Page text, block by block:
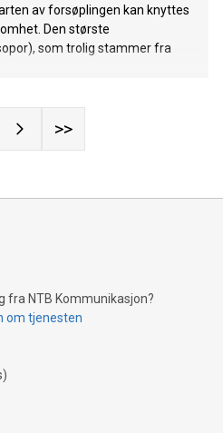
av forsøplingen kan knyttes
Den største
som trolig stammer fra
>>
fra NTB Kommunikasjon?
om tjenesten